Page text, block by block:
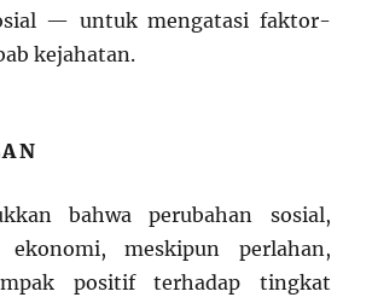
— untuk mengatasi faktor-
kejahatan.
bahwa perubahan sosial,
meskipun perlahan,
positif terhadap tingkat